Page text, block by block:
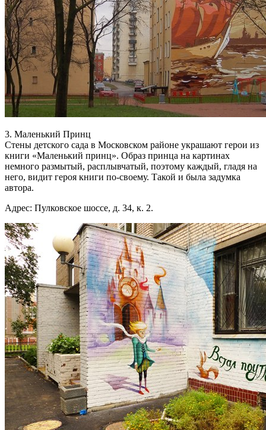
3. Маленький Принц
Стены детского сада в Московском районе украшают герои из
книги «Маленький принц». Образ принца на картинах
немного размытый, расплывчатый, поэтому каждый, гладя на
него, видит героя книги по-своему. Такой и была задумка
автора.
Адрес: Пулковское шоссе, д. 34, к. 2.